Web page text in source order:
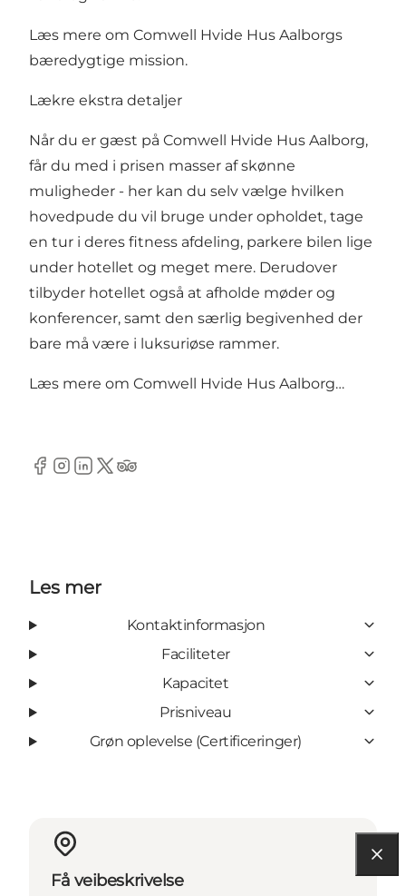
Læs mere om Comwell Hvide Hus Aalborgs
bæredygtige mission.
Lækre ekstra detaljer
Når du er gæst på Comwell Hvide Hus Aalborg,
får du med i prisen masser af skønne
muligheder - her kan du selv vælge hvilken
hovedpude du vil bruge under opholdet, tage
en tur i deres fitness afdeling, parkere bilen lige
under hotellet og meget mere. Derudover
tilbyder hotellet også at afholde møder og
konferencer, samt den særlig begivenhed der
bare må være i luksuriøse rammer.
Læs mere om Comwell Hvide Hus Aalborg…
Facebook
Instagram
LinkedIn
TwitterTripadvisor
Les mer
Kontaktinformasjon
Faciliteter
Kapacitet
Prisniveau
Grøn oplevelse (Certificeringer)
Få veibeskrivelse